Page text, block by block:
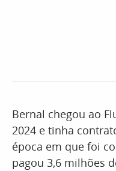
Bernal chegou ao
2024 e tinha
época em que foi
pagou 3,6 milhões